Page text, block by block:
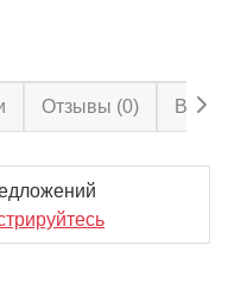
Отзывы (0)